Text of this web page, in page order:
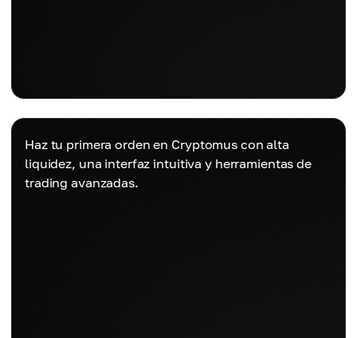
Haz tu primera orden en Cryptomus con alta
liquidez, una interfaz intuitiva y herramientas de
trading avanzadas.